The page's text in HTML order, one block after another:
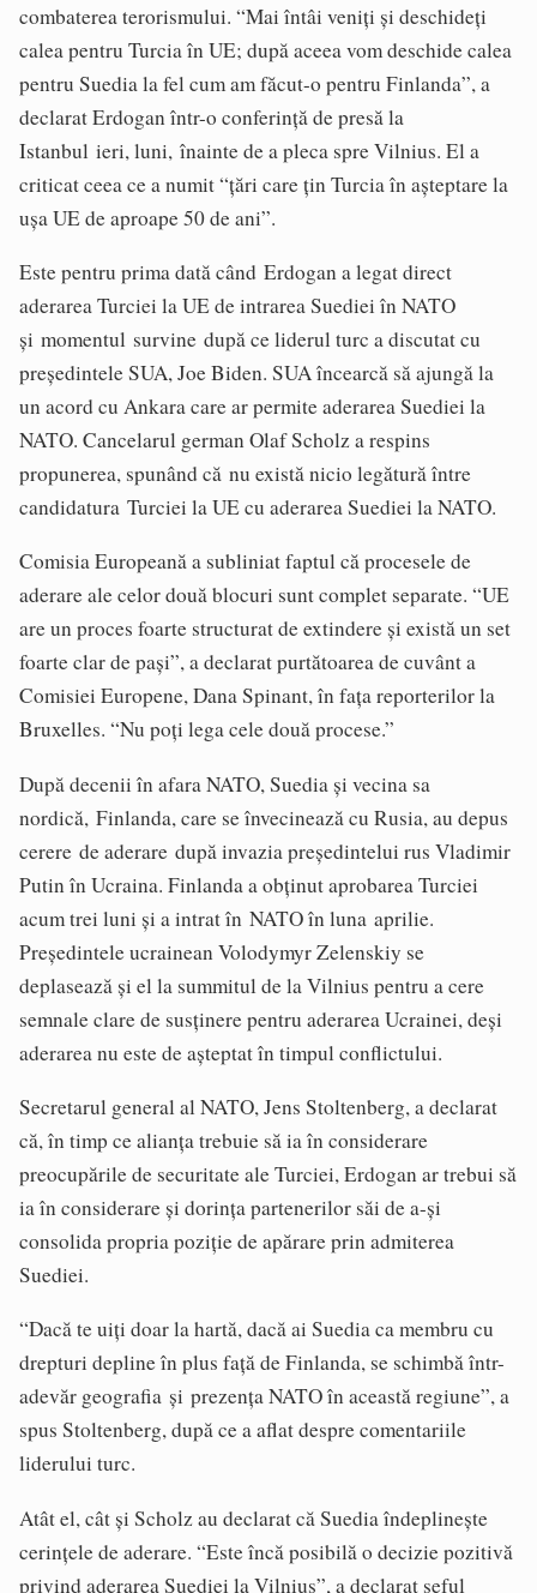
combaterea terorismului. “Mai întâi veniți și deschideți
calea pentru Turcia în UE; după aceea vom deschide calea
pentru Suedia la fel cum am făcut-o pentru Finlanda”, a
declarat Erdogan într-o conferință de presă la
Istanbul ieri, luni, înainte de a pleca spre Vilnius. El a
criticat ceea ce a numit “țări care țin Turcia în așteptare la
ușa UE de aproape 50 de ani”.
Este pentru prima dată când Erdogan a legat direct
aderarea Turciei la UE de intrarea Suediei în NATO
și momentul survine după ce liderul turc a discutat cu
președintele SUA, Joe Biden. SUA încearcă să ajungă la
un acord cu Ankara care ar permite aderarea Suediei la
NATO. Cancelarul german Olaf Scholz a respins
propunerea, spunând că nu există nicio legătură între
candidatura Turciei la UE cu aderarea Suediei la NATO.
Comisia Europeană a subliniat faptul că procesele de
aderare ale celor două blocuri sunt complet separate. “UE
are un proces foarte structurat de extindere și există un set
foarte clar de pași”, a declarat purtătoarea de cuvânt a
Comisiei Europene, Dana Spinant, în fața reporterilor la
Bruxelles. “Nu poți lega cele două procese.”
După decenii în afara NATO, Suedia și vecina sa
nordică, Finlanda, care se învecinează cu Rusia, au depus
cerere de aderare după invazia președintelui rus Vladimir
Putin în Ucraina. Finlanda a obținut aprobarea Turciei
acum trei luni și a intrat în NATO în luna aprilie.
Președintele ucrainean Volodymyr Zelenskiy se
deplasează și el la summitul de la Vilnius pentru a cere
semnale clare de susținere pentru aderarea Ucrainei, deși
aderarea nu este de așteptat în timpul conflictului.
Secretarul general al NATO, Jens Stoltenberg, a declarat
că, în timp ce alianța trebuie să ia în considerare
preocupările de securitate ale Turciei, Erdogan ar trebui să
ia în considerare și dorința partenerilor săi de a-și
consolida propria poziție de apărare prin admiterea
Suediei.
“Dacă te uiți doar la hartă, dacă ai Suedia ca membru cu
drepturi depline în plus față de Finlanda, se schimbă într-
adevăr geografia și prezența NATO în această regiune”, a
spus Stoltenberg, după ce a aflat despre comentariile
liderului turc.
Atât el, cât și Scholz au declarat că Suedia îndeplinește
cerințele de aderare. “Este încă posibilă o decizie pozitivă
privind aderarea Suediei la Vilnius”, a declarat șeful